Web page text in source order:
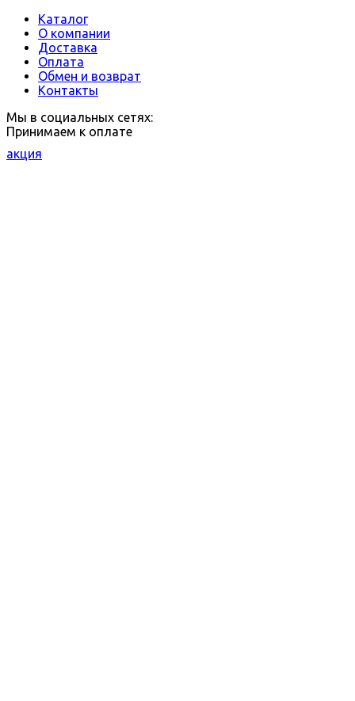
Каталог
О компании
Доставка
Оплата
Обмен и возврат
Контакты
Мы в социальных сетях:
Принимаем к оплате
акция